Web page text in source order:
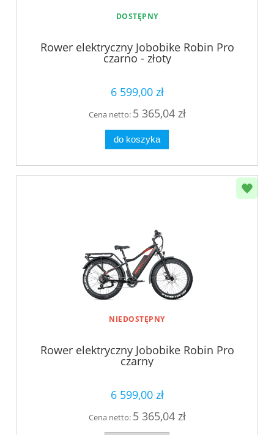
DOSTĘPNY
Rower elektryczny Jobobike Robin Pro
czarno - złoty
6 599,00 zł
Cena netto: 5 365,04 zł
do koszyka
NIEDOSTĘPNY
Rower elektryczny Jobobike Robin Pro
czarny
6 599,00 zł
Cena netto: 5 365,04 zł